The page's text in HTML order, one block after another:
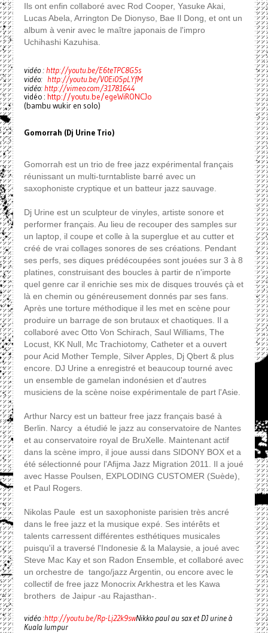
Ils ont enfin collaboré avec Rod Cooper, Yasuke Akai,
Lucas Abela, Arrington De Dionyso, Bae Il Dong, et ont un
album à venir avec le maître japonais de l'impro
Uchihashi Kazuhisa.
vidéo :http://youtu.be/E6teTPC8G5s
vidéo: http://youtu.be/V0Ei05pLYfM
vidéo:http://vimeo.com/31781644
vidéo : http://youtu.be/egeWiRONCJo
(bambu wukir en solo)
Gomorrah (Dj Urine Trio)
Gomorrah est un trio de free jazz expérimental français
réunissant un multi-turntabliste barré avec un
saxophoniste cryptique et un batteur jazz sauvage.
Dj Urine est un sculpteur de vinyles, artiste sonore et
performer français. Au lieu de recouper des samples sur
un laptop, il coupe et colle à la superglue et au cutter et
créé de vrai collages sonores de ses créations. Pendant
ses perfs, ses diques prédécoupées sont jouées sur 3 à 8
platines, construisant des boucles à partir de n'importe
quel genre car il enrichie ses mix de disques trouvés çà et
là en chemin ou généreusement donnés par ses fans.
Après une torture méthodique il les met en scène pour
produire un barrage de son brutaux et chaotiques. Il a
collaboré avec Otto Von Schirach, Saul Williams, The
Locust, KK Null, Mc Trachiotomy, Catheter et a ouvert
pour Acid Mother Temple, Silver Apples, Dj Qbert & plus
encore. DJ Urine a enregistré et beaucoup tourné avec
un ensemble de gamelan indonésien et d'autres
musiciens de la scène noise expérimentale de part l'Asie.
Arthur Narcy est un batteur free jazz français basé à
Berlin. Narcy a étudié le jazz au conservatoire de Nantes
et au conservatoire royal de BruXelle. Maintenant actif
dans la scène impro, il joue aussi dans SIDONY BOX et a
été sélectionné pour l'Afijma Jazz Migration 2011. Il a joué
avec Hasse Poulsen, EXPLODING CUSTOMER (Suède),
et Paul Rogers.
Nikolas Paule est un saxophoniste parisien très ancré
dans le free jazz et la musique expé. Ses intérêts et
talents carressent différentes esthétiques musicales
puisqu'il a traversé l'Indonesie & la Malaysie, a joué avec
Steve Mac Kay et son Radon Ensemble, et collaboré avec
un orchestre de tango/jazz Argentin, ou encore avec le
collectif de free jazz Monocrix Arkhestra et les Kawa
brothers de Jaipur -au Rajasthan-.
vidéo :http://youtu.be/Rp-Lj22k9swNikko paul au sax et DJ urine à
Kuala lumpur